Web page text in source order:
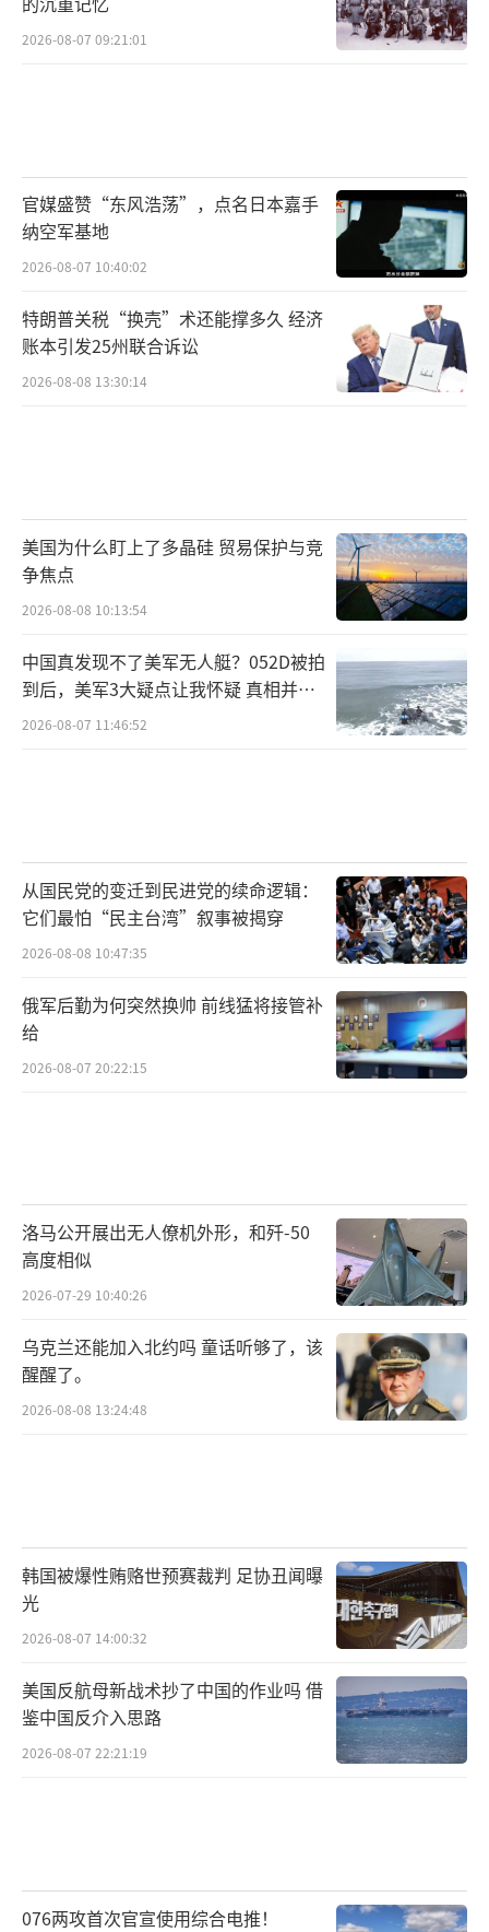
2026-08-07 09:21:01
官媒盛赞“东风浩荡”，点名日本嘉手
纳空军基地
2026-08-07 10:40:02
特朗普关税“换壳”术还能撑多久 经济
账本引发25州联合诉讼
2026-08-08 13:30:14
美国为什么盯上了多晶硅 贸易保护与竞
争焦点
2026-08-08 10:13:54
中国真发现不了美军无人艇？052D被拍
到后，美军3大疑点让我怀疑 真相并非
如此
2026-08-07 11:46:52
从国民党的变迁到民进党的续命逻辑：
它们最怕“民主台湾”叙事被揭穿
2026-08-08 10:47:35
俄军后勤为何突然换帅 前线猛将接管补
给
2026-08-07 20:22:15
洛马公开展出无人僚机外形，和歼-50
高度相似
2026-07-29 10:40:26
乌克兰还能加入北约吗 童话听够了，该
醒醒了。
2026-08-08 13:24:48
韩国被爆性贿赂世预赛裁判 足协丑闻曝
光
2026-08-07 14:00:32
美国反航母新战术抄了中国的作业吗 借
鉴中国反介入思路
2026-08-07 22:21:19
076两攻首次官宣使用综合电推！